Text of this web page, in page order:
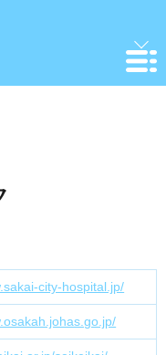
city-hospital.jp/